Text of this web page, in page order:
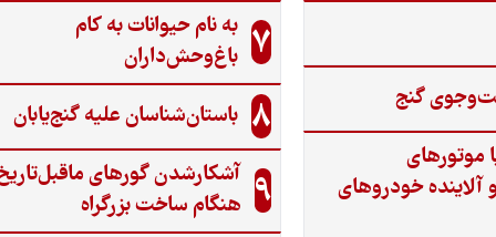
گنج‌
موتورهای
خودروهای
7 به نام حیوانات به کام
باغ‌وحش‌داران
8 باستان‌شناسان علیه گنج‌یابان
9 آشکارشدن گورهای
هنگام ساخت بزرگراه